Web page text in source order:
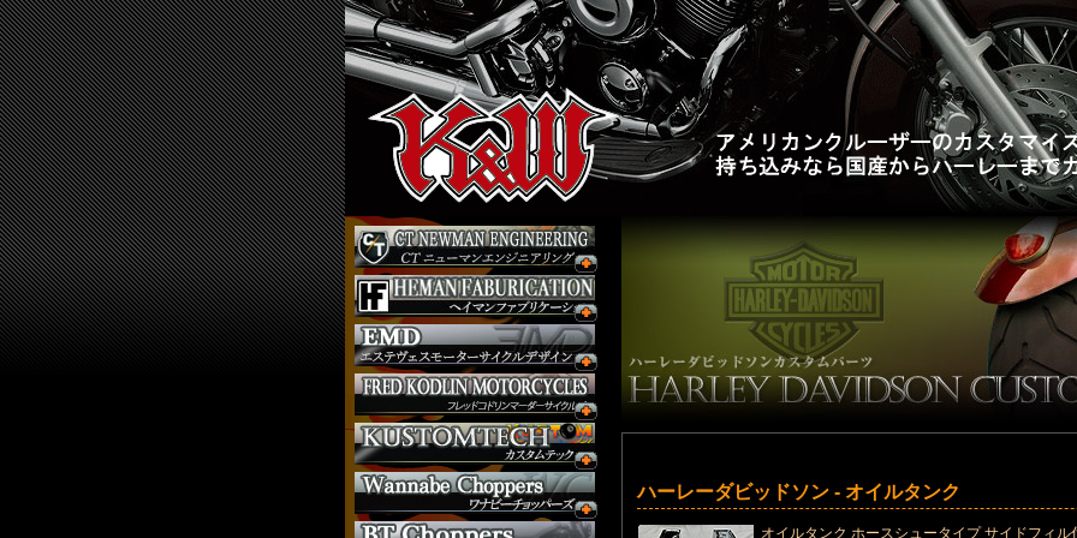
ハーレーダビッドソン - オイルタンク
オイルタンク ホースシュータイプ サイドフィル